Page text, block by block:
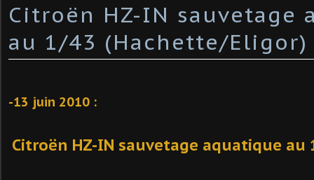
Citroën HZ-IN sauvetage
au 1/43 (Hachette/Eligor)
-13 juin 2010 :
Citroën HZ-IN sauvetage aquatique au